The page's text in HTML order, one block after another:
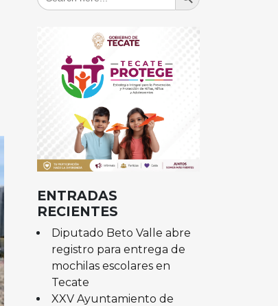
ENTRADAS
RECIENTES
Diputado Beto Valle abre
registro para entrega de
mochilas escolares en
Tecate
XXV Ayuntamiento de